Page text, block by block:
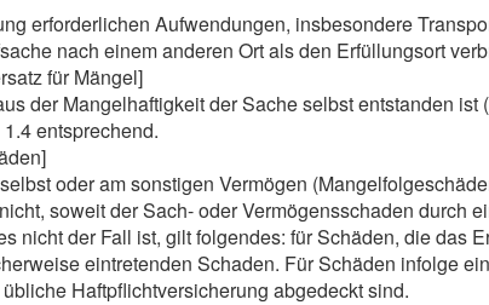
erforderlichen Aufwendungen, insbesondere
nach einem anderen Ort als den Erfüllungsort
für Mängel]
der Mangelhaftigkeit der Sache selbst entstanden
entsprechend.
oder am sonstigen Vermögen
soweit der Sach- oder Vermögensschaden durch
nicht der Fall ist, gilt folgendes: für Schäden, die das
eintretenden Schaden. Für Schäden infolge
Haftpflichtversicherung abgedeckt sind.